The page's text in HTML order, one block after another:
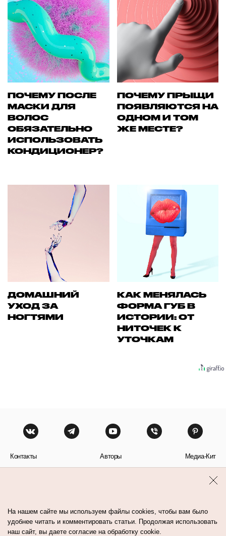
ПОЧЕМУ ПОСЛЕ
МАСКИ ДЛЯ
ВОЛОС
ОБЯЗАТЕЛЬНО
ИСПОЛЬЗОВАТЬ
КОНДИЦИОНЕР?
ПОЧЕМУ ПРЫЩИ
ПОЯВЛЯЮТСЯ НА
ОДНОМ И ТОМ
ЖЕ МЕСТЕ?
ДОМАШНИЙ
УХОД ЗА
НОГТЯМИ
КАК МЕНЯЛАСЬ
ФОРМА ГУБ В
ИСТОРИИ: ОТ
НИТОЧЕК К
УТОЧКАМ
Контакты Авторы Медиа-Кит
На нашем сайте мы используем файлы cookies, чтобы вам было
удобнее читать и комментировать статьи. Продолжая использовать
наш сайт, вы даете согласие на обработку cookie.